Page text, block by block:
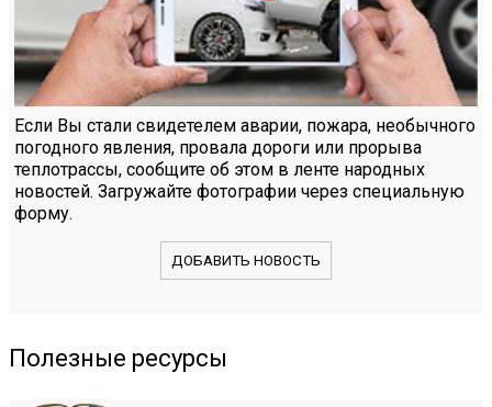
Если Вы стали свидетелем аварии, пожара, необычного
погодного явления, провала дороги или прорыва
теплотрассы, сообщите об этом в ленте народных
новостей. Загружайте фотографии через специальную
форму.
ДОБАВИТЬ НОВОСТЬ
Полезные ресурсы